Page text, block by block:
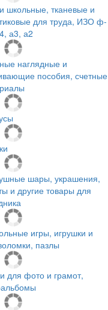
школьные, тканевые и
для труда, ИЗО ф-
а3, а2
наглядные и
пособия, счетные
шары, украшения,
и другие товары для
игры, игрушки и
пазлы
для фото и грамот,